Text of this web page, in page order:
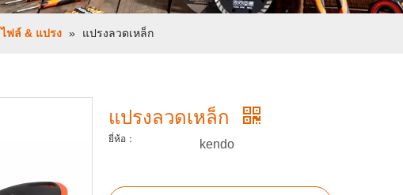
ไฟล์ & แปรง » แปรงลวดเหล็ก
แปรงลวดเหล็ก
ยี่ห้อ： kendo